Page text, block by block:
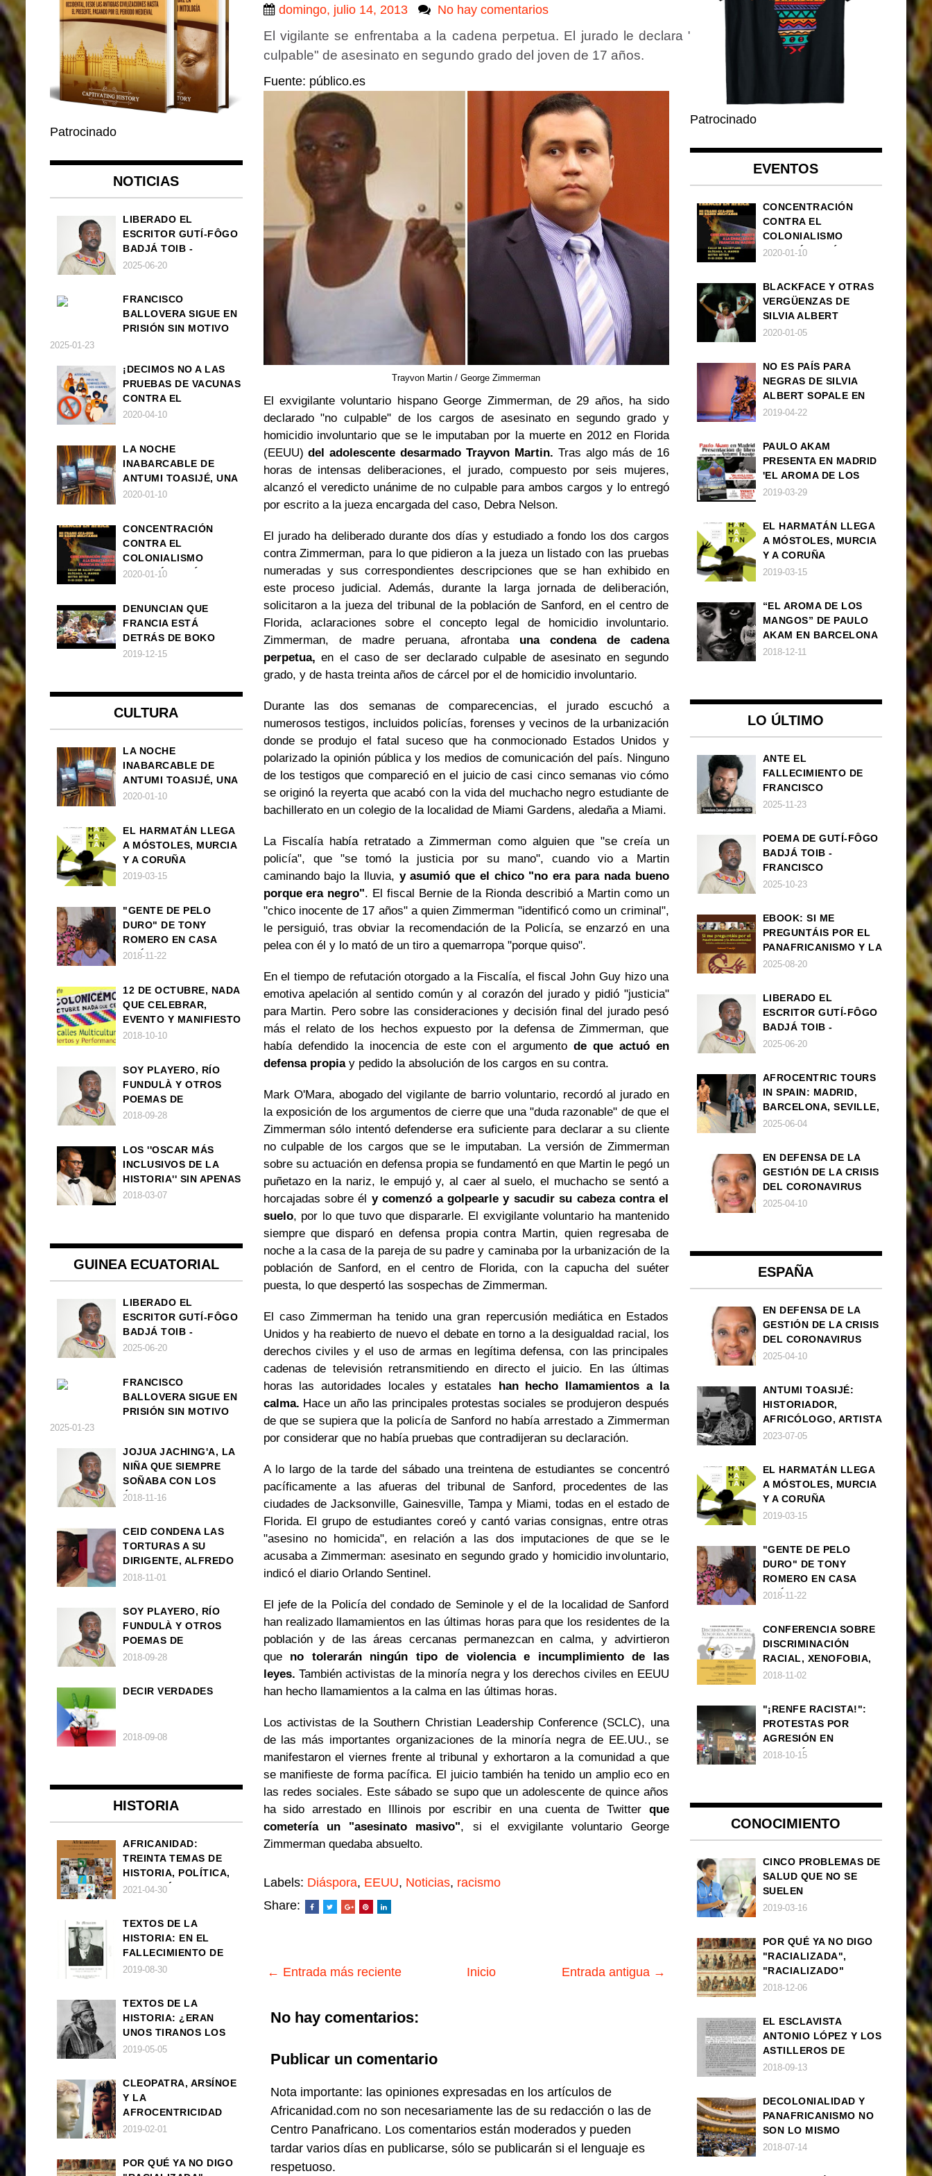
domingo, julio 14, 2013 No hay comentarios
El vigilante se enfrentaba a la cadena perpetua. El jurado le declara "no
culpable" de asesinato en segundo grado del joven de 17 años.
Fuente: público.es
Trayvon Martin / George Zimmerman
El exvigilante voluntario hispano George Zimmerman, de 29 años, ha sido
declarado "no culpable" de los cargos de asesinato en segundo grado y
homicidio involuntario que se le imputaban por la muerte en 2012 en Florida
(EEUU)del adolescente desarmado Trayvon Martin. Tras algo más de 16
horas de intensas deliberaciones, el jurado, compuesto por seis mujeres,
alcanzó el veredicto unánime de no culpable para ambos cargos y lo entregó
por escrito a la jueza encargada del caso, Debra Nelson.
El jurado ha deliberado durante dos días y estudiado a fondo los dos cargos
contra Zimmerman, para lo que pidieron a la jueza un listado con las pruebas
numeradas y sus correspondientes descripciones que se han exhibido en
este proceso judicial. Además, durante la larga jornada de deliberación,
solicitaron a la jueza del tribunal de la población de Sanford, en el centro de
Florida, aclaraciones sobre el concepto legal de homicidio involuntario.
Zimmerman, de madre peruana, afrontaba una condena de cadena
perpetua, en el caso de ser declarado culpable de asesinato en segundo
grado, y de hasta treinta años de cárcel por el de homicidio involuntario.
Durante las dos semanas de comparecencias, el jurado escuchó a
numerosos testigos, incluidos policías, forenses y vecinos de la urbanización
donde se produjo el fatal suceso que ha conmocionado Estados Unidos y
polarizado la opinión pública y los medios de comunicación del país. Ninguno
de los testigos que compareció en el juicio de casi cinco semanas vio cómo
se originó la reyerta que acabó con la vida del muchacho negro estudiante de
bachillerato en un colegio de la localidad de Miami Gardens, aledaña a Miami.
La Fiscalía había retratado a Zimmerman como alguien que "se creía un
policía", que "se tomó la justicia por su mano", cuando vio a Martin
caminando bajo la lluvia, y asumió que el chico "no era para nada bueno
porque era negro". El fiscal Bernie de la Rionda describió a Martin como un
"chico inocente de 17 años" a quien Zimmerman "identificó como un criminal",
le persiguió, tras obviar la recomendación de la Policía, se enzarzó en una
pelea con él y lo mató de un tiro a quemarropa "porque quiso".
En el tiempo de refutación otorgado a la Fiscalía, el fiscal John Guy hizo una
emotiva apelación al sentido común y al corazón del jurado y pidió "justicia"
para Martin. Pero sobre las consideraciones y decisión final del jurado pesó
más el relato de los hechos expuesto por la defensa de Zimmerman, que
había defendido la inocencia de este con el argumentode que actuó en
defensa propiay pedido la absolución de los cargos en su contra.
Mark O'Mara, abogado del vigilante de barrio voluntario, recordó al jurado en
la exposición de los argumentos de cierre que una "duda razonable" de que el
Zimmerman sólo intentó defenderse era suficiente para declarar a su cliente
no culpable de los cargos que se le imputaban. La versión de Zimmerman
sobre su actuación en defensa propia se fundamentó en que Martin le pegó un
puñetazo en la nariz, le empujó y, al caer al suelo, el muchacho se sentó a
horcajadas sobre él y comenzó a golpearle y sacudir su cabeza contra el
suelo, por lo que tuvo que dispararle. El exvigilante voluntario ha mantenido
siempre que disparó en defensa propia contra Martin, quien regresaba de
noche a la casa de la pareja de su padre y caminaba por la urbanización de la
población de Sanford, en el centro de Florida, con la capucha del suéter
puesta, lo que despertó las sospechas de Zimmerman.
El caso Zimmerman ha tenido una gran repercusión mediática en Estados
Unidos y ha reabierto de nuevo el debate en torno a la desigualdad racial, los
derechos civiles y el uso de armas en legítima defensa, con las principales
cadenas de televisión retransmitiendo en directo el juicio. En las últimas
horas las autoridades locales y estatales han hecho llamamientos a la
calma. Hace un año las principales protestas sociales se produjeron después
de que se supiera que la policía de Sanford no había arrestado a Zimmerman
por considerar que no había pruebas que contradijeran su declaración.
A lo largo de la tarde del sábado una treintena de estudiantes se concentró
pacíficamente a las afueras del tribunal de Sanford, procedentes de las
ciudades de Jacksonville, Gainesville, Tampa y Miami, todas en el estado de
Florida. El grupo de estudiantes coreó y cantó varias consignas, entre otras
"asesino no homicida", en relación a las dos imputaciones de que se le
acusaba a Zimmerman: asesinato en segundo grado y homicidio involuntario,
indicó el diario Orlando Sentinel.
El jefe de la Policía del condado de Seminole y el de la localidad de Sanford
han realizado llamamientos en las últimas horas para que los residentes de la
población y de las áreas cercanas permanezcan en calma, y advirtieron
que no tolerarán ningún tipo de violencia e incumplimiento de las
leyes. También activistas de la minoría negra y los derechos civiles en EEUU
han hecho llamamientos a la calma en las últimas horas.
Los activistas de la Southern Christian Leadership Conference (SCLC), una
de las más importantes organizaciones de la minoría negra de EE.UU., se
manifestaron el viernes frente al tribunal y exhortaron a la comunidad a que
se manifieste de forma pacífica. El juicio también ha tenido un amplio eco en
las redes sociales. Este sábado se supo que un adolescente de quince años
ha sido arrestado en Illinois por escribir en una cuenta de Twitter que
cometería un "asesinato masivo", si el exvigilante voluntario George
Zimmerman quedaba absuelto.
Labels: Diáspora, EEUU, Noticias, racismo
Share:
← Entrada más reciente Entrada antigua →
Inicio
No hay comentarios:
Publicar un comentario
Nota importante: las opiniones expresadas en los artículos de
Africanidad.com no son necesariamente las de su redacción o las de
Centro Panafricano. Los comentarios están moderados y pueden
tardar varios días en publicarse, sólo se publicarán si el lenguaje es
respetuoso.
Patrocinado
NOTICIAS
LIBERADO EL
ESCRITOR GUTÍ-FÔGO
BADJÁ TOIB -
FRANCISCO
2025-06-20
FRANCISCO
BALLOVERA SIGUE EN
PRISIÓN SIN MOTIVO
2025-01-23
¡DECIMOS NO A LAS
PRUEBAS DE VACUNAS
CONTRA EL
CORONAVIRUS EN
2020-04-10
LA NOCHE
INABARCABLE DE
ANTUMI TOASIJÉ, UNA
NOVELA
2020-01-10
CONCENTRACIÓN
CONTRA EL
COLONIALISMO
FRANCÉS EN ÁFRICA
2020-01-10
DENUNCIAN QUE
FRANCIA ESTÁ
DETRÁS DE BOKO
HARAM
2019-12-15
CULTURA
LA NOCHE
INABARCABLE DE
ANTUMI TOASIJÉ, UNA
NOVELA
2020-01-10
EL HARMATÁN LLEGA
A MÓSTOLES, MURCIA
Y A CORUÑA
2019-03-15
"GENTE DE PELO
DURO" DE TONY
ROMERO EN CASA
AMÉRICA
2018-11-22
12 DE OCTUBRE, NADA
QUE CELEBRAR,
EVENTO Y MANIFIESTO
2018-10-10
SOY PLAYERO, RÍO
FUNDULÀ Y OTROS
POEMAS DE
FRANCISCO
2018-09-28
LOS ''OSCAR MÁS
INCLUSIVOS DE LA
HISTORIA'' SIN APENAS
TRIUNFOS AFRO
2018-03-07
GUINEA ECUATORIAL
LIBERADO EL
ESCRITOR GUTÍ-FÔGO
BADJÁ TOIB -
FRANCISCO
2025-06-20
FRANCISCO
BALLOVERA SIGUE EN
PRISIÓN SIN MOTIVO
2025-01-23
JOJUA JACHING'A, LA
NIÑA QUE SIEMPRE
SOÑABA CON LOS
ÁNGELES (UN CUENTO
2018-11-16
CEID CONDENA LAS
TORTURAS A SU
DIRIGENTE, ALFREDO
OKENVE
2018-11-01
SOY PLAYERO, RÍO
FUNDULÀ Y OTROS
POEMAS DE
FRANCISCO
2018-09-28
DECIR VERDADES
2018-09-08
HISTORIA
AFRICANIDAD:
TREINTA TEMAS DE
HISTORIA, POLÍTICA,
FILOSOFÍA Y CULTURA
2021-04-30
TEXTOS DE LA
HISTORIA: EN EL
FALLECIMIENTO DE
W.E.B. DU BOIS
2019-08-30
TEXTOS DE LA
HISTORIA: ¿ERAN
UNOS TIRANOS LOS
FARAONES?
2019-05-05
CLEOPATRA, ARSÍNOE
Y LA
AFROCENTRICIDAD
MAL ENTENDIDA
2019-02-01
POR QUÉ YA NO DIGO
Patrocinado
EVENTOS
CONCENTRACIÓN
CONTRA EL
COLONIALISMO
FRANCÉS EN ÁFRICA
2020-01-10
BLACKFACE Y OTRAS
VERGÜENZAS DE
SILVIA ALBERT
SOPALE EN MADRID
2020-01-05
NO ES PAÍS PARA
NEGRAS DE SILVIA
ALBERT SOPALE EN
BARCELONA
2019-04-22
PAULO AKAM
PRESENTA EN MADRID
'EL AROMA DE LOS
MANGOS', UNA
AFRODESCENDENCIA
2019-03-29
EL HARMATÁN LLEGA
A MÓSTOLES, MURCIA
Y A CORUÑA
2019-03-15
“EL AROMA DE LOS
MANGOS” DE PAULO
AKAM EN BARCELONA
2018-12-11
LO ÚLTIMO
ANTE EL
FALLECIMIENTO DE
FRANCISCO
ZAMORA LOBOCH
2025-11-23
POEMA DE GUTÍ-FÔGO
BADJÁ TOIB -
FRANCISCO
BALLOVERA ESTRADA:
2025-10-23
EBOOK: SI ME
PREGUNTÁIS POR EL
PANAFRICANISMO Y LA
AFROCENTRICIDAD
2025-08-20
LIBERADO EL
ESCRITOR GUTÍ-FÔGO
BADJÁ TOIB -
FRANCISCO
2025-06-20
AFROCENTRIC TOURS
IN SPAIN: MADRID,
BARCELONA, SEVILLE,
IBIZA
2025-06-04
EN DEFENSA DE LA
GESTIÓN DE LA CRISIS
DEL CORONAVIRUS
POR PARTE DEL
2025-04-10
ESPAÑA
EN DEFENSA DE LA
GESTIÓN DE LA CRISIS
DEL CORONAVIRUS
POR PARTE DEL
2025-04-10
ANTUMI TOASIJÉ:
HISTORIADOR,
AFRICÓLOGO, ARTISTA
2023-07-05
EL HARMATÁN LLEGA
A MÓSTOLES, MURCIA
Y A CORUÑA
2019-03-15
"GENTE DE PELO
DURO" DE TONY
ROMERO EN CASA
AMÉRICA
2018-11-22
CONFERENCIA SOBRE
DISCRIMINACIÓN
RACIAL, XENOFOBIA,
APOROFOBIA Y AUGE
2018-11-02
"¡RENFE RACISTA!":
PROTESTAS POR
AGRESIÓN EN
ESTACIÓN DE TREN DE
2018-10-15
CONOCIMIENTO
CINCO PROBLEMAS DE
SALUD QUE NO SE
SUELEN
DIAGNOSTICAR BIEN
2019-03-16
POR QUÉ YA NO DIGO
"RACIALIZADA",
"RACIALIZADO"
2018-12-06
EL ESCLAVISTA
ANTONIO LÓPEZ Y LOS
ASTILLEROS DE
NAVANTIA
2018-09-13
DECOLONIALIDAD Y
PANAFRICANISMO NO
SON LO MISMO
2018-07-14